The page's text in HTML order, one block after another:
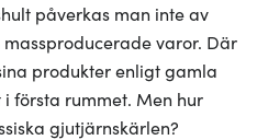
påverkas man inte av
varor. Där
produkter enligt gamla
första rummet. Men hur
gjutjärnskärlen?